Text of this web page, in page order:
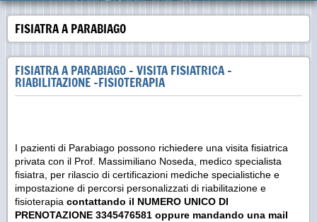
FISIATRA A PARABIAGO
FISIATRA A PARABIAGO - VISITA FISIATRICA -
RIABILITAZIONE -FISIOTERAPIA
I pazienti di Parabiago possono richiedere una visita fisiatrica
privata con il Prof. Massimiliano Noseda, medico specialista
fisiatra, per rilascio di certificazioni mediche specialistiche e
impostazione di percorsi personalizzati di riabilitazione e
fisioterapia contattando il NUMERO UNICO DI
PRENOTAZIONE 3345476581 oppure mandando una mail